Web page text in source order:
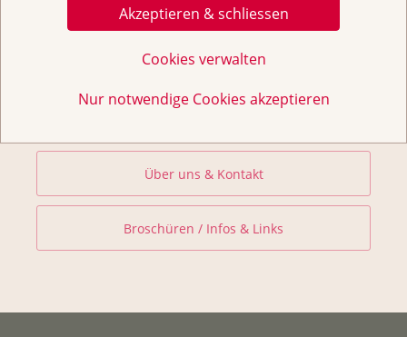
Akzeptieren & schliessen
Cookies verwalten
Nur notwendige Cookies akzeptieren
Forschung fördern
Helfen Sie
Über uns & Kontakt
Broschüren / Infos & Links